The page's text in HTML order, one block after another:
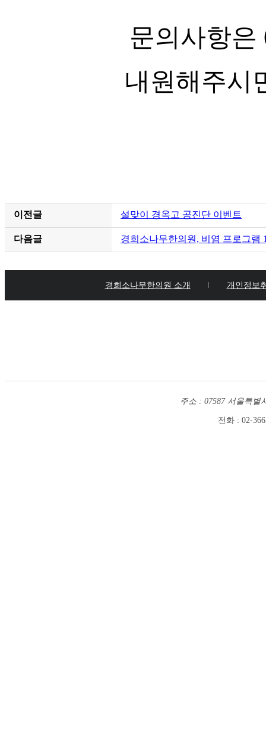
문의사항은
내원해주시
이전글 설맞이 경옥고 공진단 이벤트
다음글 경희소나무한의원, 비염 프로그램
경희소나무한의원 소개 개인정보
주소 : 07587 서울특
전화 : 02-